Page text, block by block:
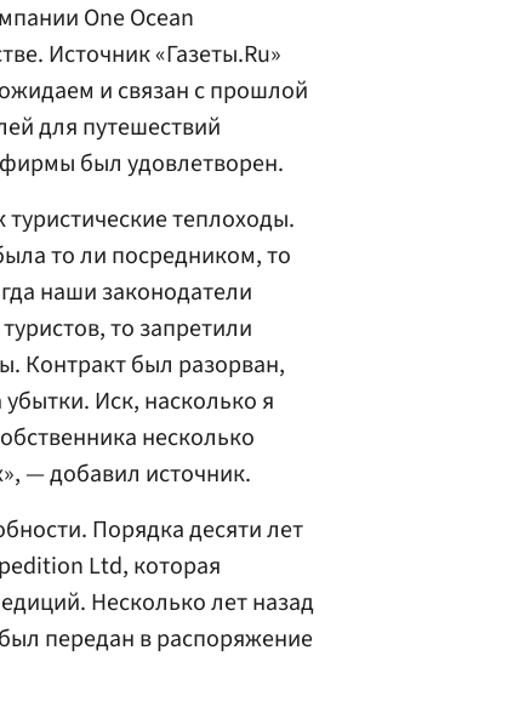
One Ocean
Источник «Газеты.Ru»
и связан с прошлой
для путешествий
был удовлетворен.
теплоходы.
то ли посредником, то
наши законодатели
то запретили
Контракт был разорван,
Иск, насколько я
несколько
— добавил источник.
Порядка десяти лет
Ltd, которая
Несколько лет назад
передан в распоряжение